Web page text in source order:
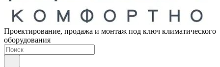
Проектирование, продажа и монтаж под ключ климатического
оборудования